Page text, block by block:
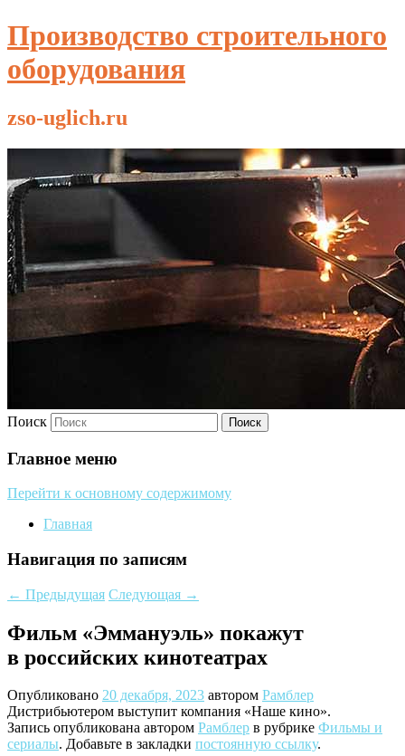
Производство строительного
оборудования
zso-uglich.ru
Поиск
Главное меню
Перейти к основному содержимому
Главная
Навигация по записям
← Предыдущая Следующая →
Фильм «Эммануэль» покажут
в российских кинотеатрах
Опубликовано 20 декабря, 2023 автором Рамблер
Дистрибьютером выступит компания «Наше кино».
Запись опубликована автором Рамблер в рубрике Фильмы и
сериалы. Добавьте в закладки постоянную ссылку.